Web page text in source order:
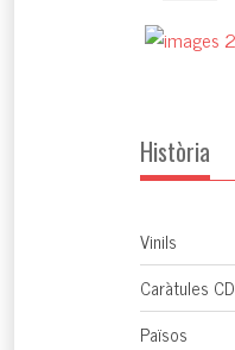
Història
Vinils
Caràtules CD
Països